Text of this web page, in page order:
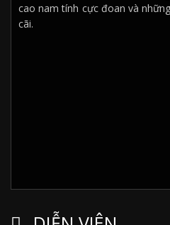
cao nam tính cực đoan và
cãi.